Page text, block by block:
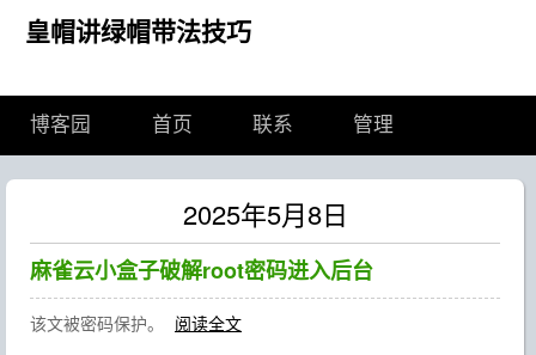
皇帽讲绿帽带法技巧
博客园 首页 联系 管理
2025年5月8日
麻雀云小盒子破解root密码进入后台
该文被密码保护。
阅读全文